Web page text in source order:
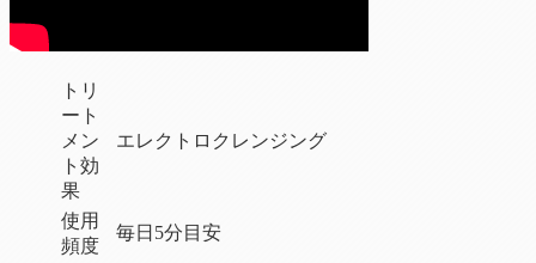
トリ
ート
メン
ト効
果
エレクトロクレンジング
使用
頻度
毎日5分目安